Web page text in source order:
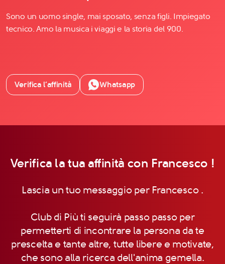
Sono un uomo single, mai sposato, senza figli. Impiegato
tecnico. Amo la musica i viaggi e la storia del 900.
Verifica l’affinità Whatsapp
Verifica la tua affinità con Francesco !
Lascia un tuo messaggio per Francesco .
Club di Più ti seguirà passo passo per
permetterti di incontrare la persona da te
prescelta e tante altre, tutte libere e motivate,
che sono alla ricerca dell'anima gemella.